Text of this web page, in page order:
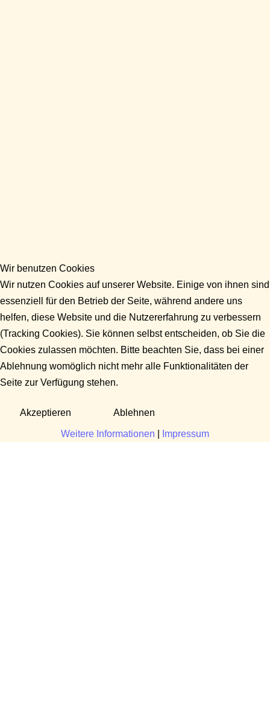
Wir benutzen Cookies
Wir nutzen Cookies auf unserer Website. Einige von ihnen sind
essenziell für den Betrieb der Seite, während andere uns
helfen, diese Website und die Nutzererfahrung zu verbessern
(Tracking Cookies). Sie können selbst entscheiden, ob Sie die
Cookies zulassen möchten. Bitte beachten Sie, dass bei einer
Ablehnung womöglich nicht mehr alle Funktionalitäten der
Seite zur Verfügung stehen.
Akzeptieren Ablehnen
Weitere Informationen Impressum